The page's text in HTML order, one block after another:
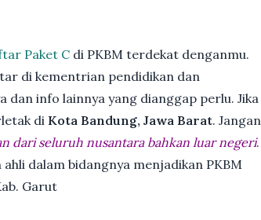
Paket C di PKBM terdekat denganmu.
di kementrian pendidikan dan
info lainnya yang dianggap perlu. Jika
di Kota Bandung, Jawa Barat. Jangan
dari seluruh nusantara bahkan luar negeri.
dalam bidangnya menjadikan PKBM
Garut